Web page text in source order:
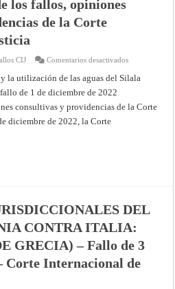
los fallos, opiniones
de la Corte
CIJ Comentarios desactivadosen
SOBRE
EL
USO
de
diciembre
de
2022
Resúmenes
de
los
la utilización de las aguas del Silala
de 1 de diciembre de 2022
consultivas y providencias de la Corte
diciembre de 2022, la Corte
DEL
CONTRA ITALIA:
GRECIA) – Fallo de 3
Corte Internacional de